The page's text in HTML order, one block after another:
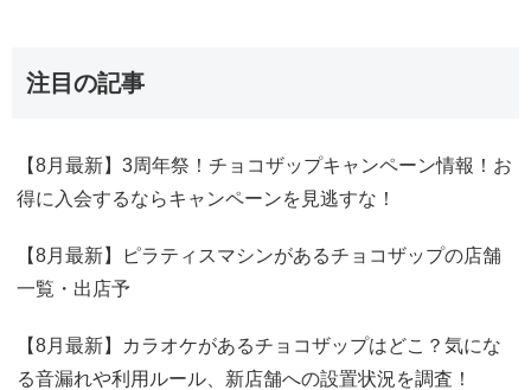
注目の記事
【8月最新】3周年祭！チョコザップキャンペーン情報！お
得に入会するならキャンペーンを見逃すな！
【8月最新】ピラティスマシンがあるチョコザップの店舗
一覧・出店予
【8月最新】カラオケがあるチョコザップはどこ？気にな
る音漏れや利用ルール、新店舗への設置状況を調査！